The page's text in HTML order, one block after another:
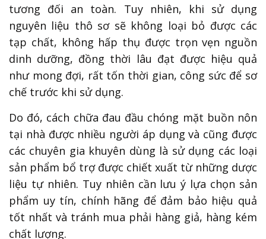
tương đối an toàn. Tuy nhiên, khi sử dụng
nguyên liệu thô sơ sẽ không loại bỏ được các
tạp chất, không hấp thụ được trọn vẹn nguồn
dinh dưỡng, đồng thời lâu đạt được hiệu quả
như mong đợi, rất tốn thời gian, công sức để sơ
chế trước khi sử dụng.
Do đó, cách chữa đau đầu chóng mặt buồn nôn
tại nhà được nhiều người áp dụng và cũng được
các chuyên gia khuyên dùng là sử dụng các loại
sản phẩm bổ trợ được chiết xuất từ những dược
liệu tự nhiên. Tuy nhiên cần lưu ý lựa chọn sản
phẩm uy tín, chính hãng để đảm bảo hiệu quả
tốt nhất và tránh mua phải hàng giả, hàng kém
chất lượng.